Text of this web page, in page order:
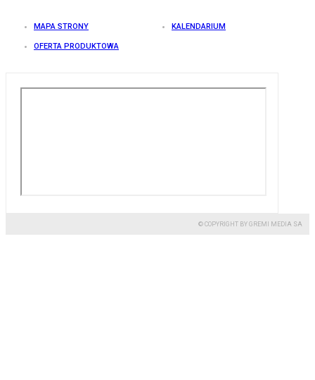
MAPA STRONY KALENDARIUM
OFERTA PRODUKTOWA
© COPYRIGHT BY GREMI MEDIA SA